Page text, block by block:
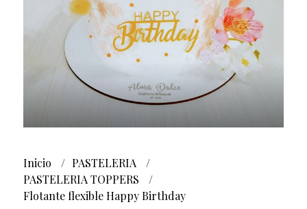
Inicio
PASTELERIA
PASTELERIA TOPPERS
Flotante flexible Happy Birthday